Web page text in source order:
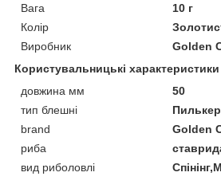
Вага
10 г
Колір
Виробник
Golden
Користувальницькі характеристики
довжина мм
50
тип блешні
Пилькер
brand
Golden
риба
вид риболовлі